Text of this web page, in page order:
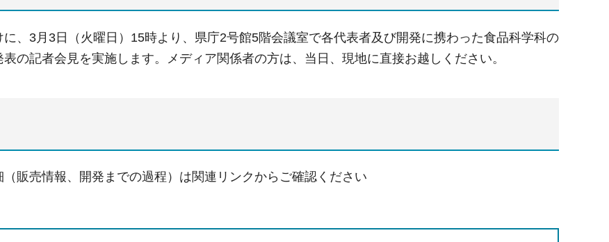
に、3月3日（火曜日）15時より、県庁2号館5階会議室で各代表者及び開発に携わった食品科学科の
の記者会見を実施します。メディア関係者の方は、当日、現地に直接お越しください。
販売情報、開発までの過程）は関連リンクからご確認ください